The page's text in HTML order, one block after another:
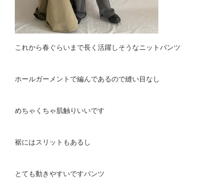
これから春ぐらいまで長く活躍しそうなニットパンツ
ホールガーメントで編んであるので縫い目なし
めちゃくちゃ肌触りいいです
裾にはスリットもあるし
とても動きやすいですパンツ